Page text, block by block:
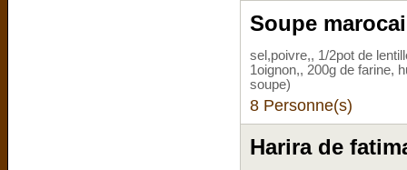
Soupe
sel,poivre,, 1/2pot de
1oignon,, 200g de farine,
soupe)
8 Personne(s)
Harira de